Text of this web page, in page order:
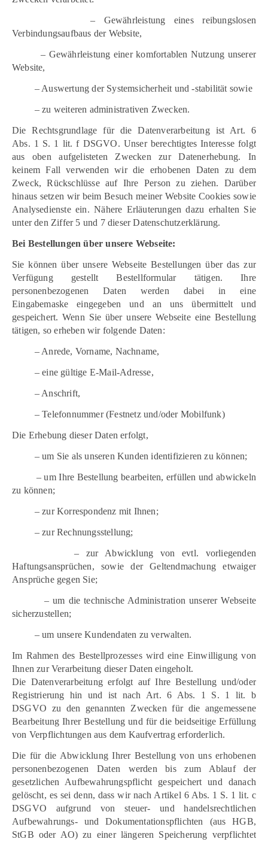
– Gewährleistung eines reibungslosen
Verbindungsaufbaus der Website,
– Gewährleistung einer komfortablen Nutzung unserer
Website,
– Auswertung der Systemsicherheit und -stabilität sowie
– zu weiteren administrativen Zwecken.
Die Rechtsgrundlage für die Datenverarbeitung ist Art. 6
Abs. 1 S. 1 lit. f DSGVO. Unser berechtigtes Interesse folgt
aus oben aufgelisteten Zwecken zur Datenerhebung. In
keinem Fall verwenden wir die erhobenen Daten zu dem
Zweck, Rückschlüsse auf Ihre Person zu ziehen. Darüber
hinaus setzen wir beim Besuch meiner Website Cookies sowie
Analysedienste ein. Nähere Erläuterungen dazu erhalten Sie
unter den Ziffer 5 und 7 dieser Datenschutzerklärung.
Bei Bestellungen über unsere Webseite:
Sie können über unsere Webseite Bestellungen über das zur
Verfügung gestellt Bestellformular tätigen. Ihre
personenbezogenen Daten werden dabei in eine
Eingabemaske eingegeben und an uns übermittelt und
gespeichert. Wenn Sie über unsere Webseite eine Bestellung
tätigen, so erheben wir folgende Daten:
– Anrede, Vorname, Nachname,
– eine gültige E-Mail-Adresse,
– Anschrift,
– Telefonnummer (Festnetz und/oder Mobilfunk)
Die Erhebung dieser Daten erfolgt,
– um Sie als unseren Kunden identifizieren zu können;
– um Ihre Bestellung bearbeiten, erfüllen und abwickeln
zu können;
– zur Korrespondenz mit Ihnen;
– zur Rechnungsstellung;
– zur Abwicklung von evtl. vorliegenden
Haftungsansprüchen, sowie der Geltendmachung etwaiger
Ansprüche gegen Sie;
– um die technische Administration unserer Webseite
sicherzustellen;
– um unsere Kundendaten zu verwalten.
Im Rahmen des Bestellprozesses wird eine Einwilligung von
Ihnen zur Verarbeitung dieser Daten eingeholt.
Die Datenverarbeitung erfolgt auf Ihre Bestellung und/oder
Registrierung hin und ist nach Art. 6 Abs. 1 S. 1 lit. b
DSGVO zu den genannten Zwecken für die angemessene
Bearbeitung Ihrer Bestellung und für die beidseitige Erfüllung
von Verpflichtungen aus dem Kaufvertrag erforderlich.
Die für die Abwicklung Ihrer Bestellung von uns erhobenen
personenbezogenen Daten werden bis zum Ablauf der
gesetzlichen Aufbewahrungspflicht gespeichert und danach
gelöscht, es sei denn, dass wir nach Artikel 6 Abs. 1 S. 1 lit. c
DSGVO aufgrund von steuer- und handelsrechtlichen
Aufbewahrungs- und Dokumentationspflichten (aus HGB,
StGB oder AO) zu einer längeren Speicherung verpflichtet